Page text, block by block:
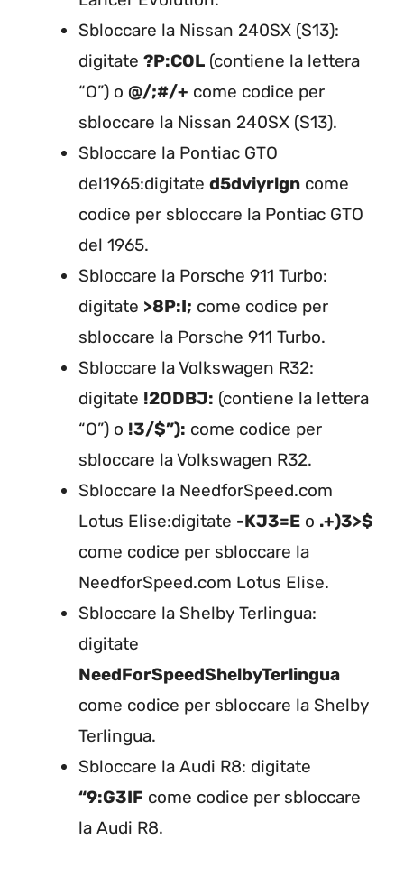
Sbloccare la Nissan 240SX (S13):
digitate ?P:COL (contiene la lettera
“O”) o @/;#/+ come codice per
sbloccare la Nissan 240SX (S13).
Sbloccare la Pontiac GTO
del1965:digitate d5dviyrlgn come
codice per sbloccare la Pontiac GTO
del 1965.
Sbloccare la Porsche 911 Turbo:
digitate >8P:I; come codice per
sbloccare la Porsche 911 Turbo.
Sbloccare la Volkswagen R32:
digitate !2ODBJ: (contiene la lettera
“O”) o !3/$”): come codice per
sbloccare la Volkswagen R32.
Sbloccare la NeedforSpeed.com
Lotus Elise:digitate -KJ3=E o .+)3>$
come codice per sbloccare la
NeedforSpeed.com Lotus Elise.
Sbloccare la Shelby Terlingua:
digitate
NeedForSpeedShelbyTerlingua
come codice per sbloccare la Shelby
Terlingua.
Sbloccare la Audi R8: digitate
“9:G3IF come codice per sbloccare
la Audi R8.